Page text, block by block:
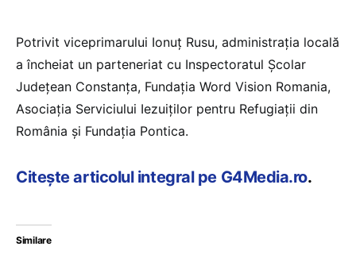
Potrivit viceprimarului Ionuţ Rusu, administraţia locală
a încheiat un parteneriat cu Inspectoratul Şcolar
Judeţean Constanţa, Fundaţia Word Vision Romania,
Asociaţia Serviciului Iezuiţilor pentru Refugiaţii din
România şi Fundaţia Pontica.
Citește articolul integral pe G4Media.ro.
Similare